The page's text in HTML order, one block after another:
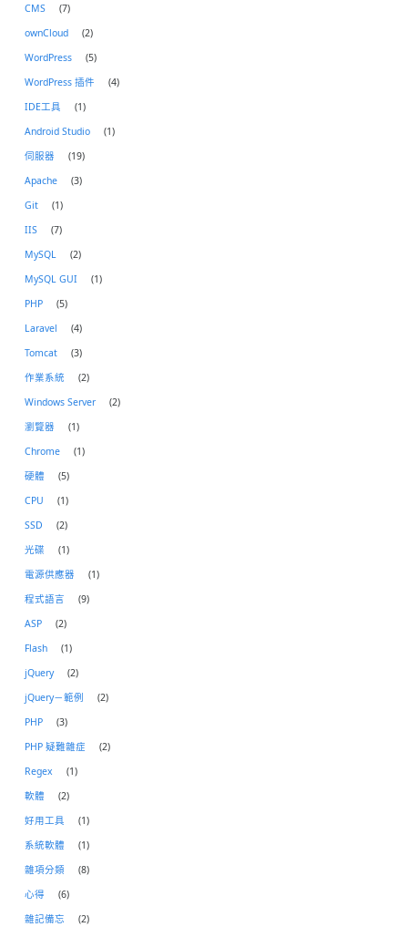
CMS
(7)
ownCloud
(2)
WordPress
(5)
WordPress 插件
(4)
IDE工具
(1)
Android Studio
(1)
伺服器
(19)
Apache
(3)
Git
(1)
IIS
(7)
MySQL
(2)
MySQL GUI
(1)
PHP
(5)
Laravel
(4)
Tomcat
(3)
作業系統
(2)
Windows Server
(2)
瀏覽器
(1)
Chrome
(1)
硬體
(5)
CPU
(1)
SSD
(2)
光碟
(1)
電源供應器
(1)
程式語言
(9)
ASP
(2)
Flash
(1)
jQuery
(2)
jQuery－範例
(2)
PHP
(3)
PHP 疑難雜症
(2)
Regex
(1)
軟體
(2)
好用工具
(1)
系統軟體
(1)
雜項分類
(8)
心得
(6)
雜記備忘
(2)